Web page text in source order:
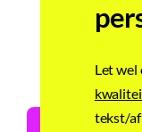
Let
tekst/